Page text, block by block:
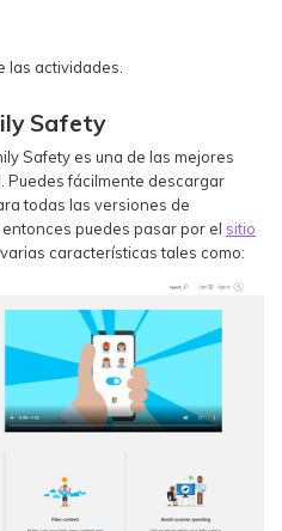
las actividades.
Safety
Safety es una de las mejores
Puedes fácilmente descargar
todas las versiones de
puedes pasar por el sitio
características tales como: